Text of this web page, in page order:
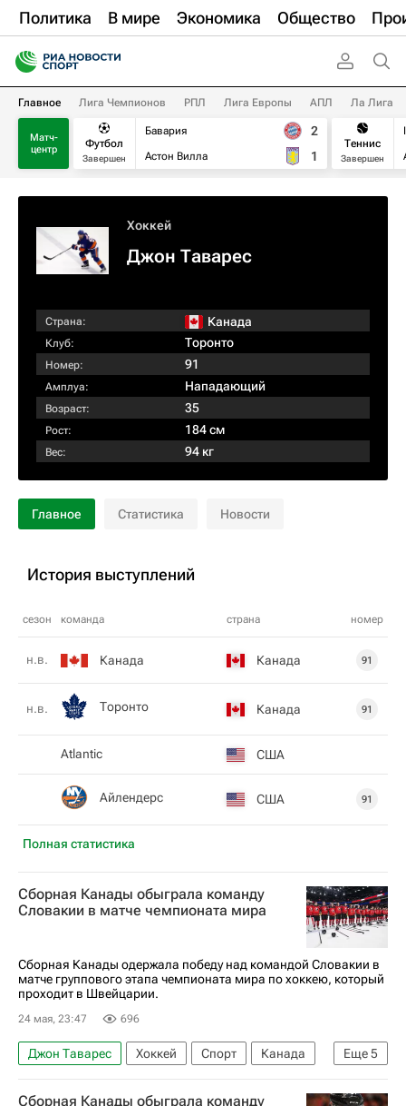
Политика В мире Экономика Общество
Главное Лига Чемпионов РПЛ Лига Европы АПЛ Ла Лига
Матч-
центр
Футбол
Завершен
Бавария
Астон Вилла
2
1
Теннис
Завершен
Хоккей
Джон Таварес
Страна: Канада
Клуб: Торонто
Номер: 91
Амплуа: Нападающий
Возраст: 35
Рост: 184 см
Вес: 94 кг
Главное Статистика Новости
История выступлений
сезон команда страна номер
Полная статистика
н.в. Канада Канада 91
н.в. Торонто Канада 91
Atlantic США
Айлендерс США 91
Сборная Канады обыграла команду
Словакии в матче чемпионата мира
Сборная Канады одержала победу над командой Словакии в
матче группового этапа чемпионата мира по хоккею, который
проходит в Швейцарии.
24 мая, 23:47 696
Еще5
Джон Таварес Хоккей Спорт
Канада
Словакия
Швейцария
Дилан Козенс
Сборная Канады обыграла команду